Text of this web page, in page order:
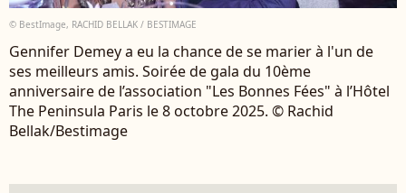
© BestImage, RACHID BELLAK / BESTIMAGE
Gennifer Demey a eu la chance de se marier à l'un de
ses meilleurs amis. Soirée de gala du 10ème
anniversaire de l’association "Les Bonnes Fées" à l’Hôtel
The Peninsula Paris le 8 octobre 2025. © Rachid
Bellak/Bestimage